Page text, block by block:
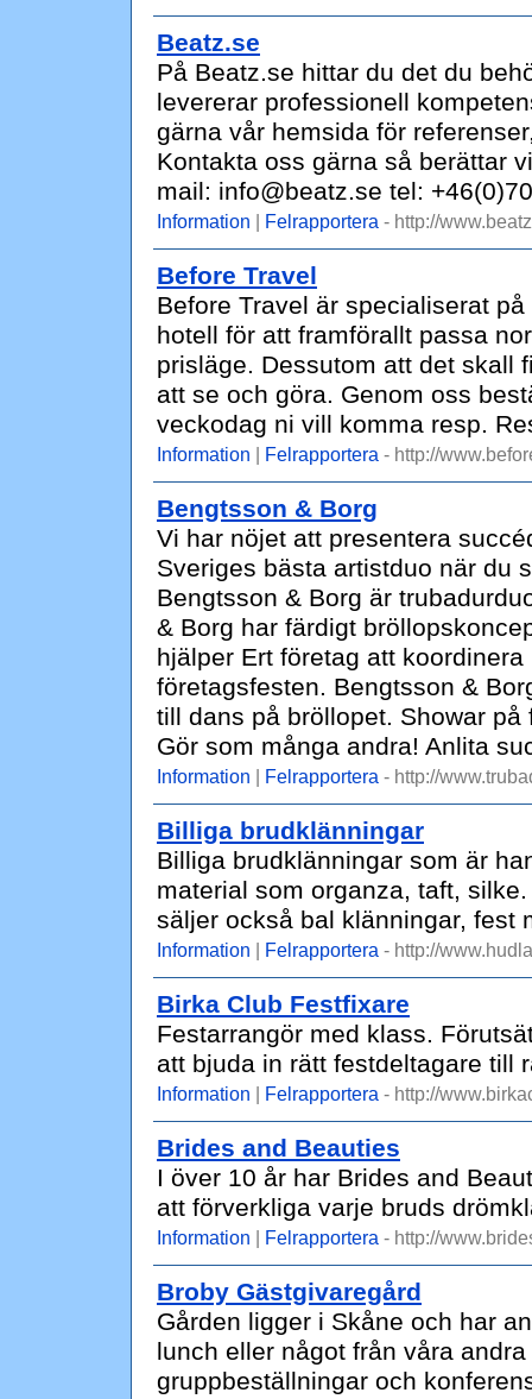
Beatz.se
På Beatz.se hittar du det du
levererar professionell
gärna vår hemsida för
Kontakta oss gärna så berättar
mail: info@beatz.se tel:
Information | Felrapportera - http://
Before Travel
Before Travel är specialiserat
hotell för att framförallt passa
prisläge. Dessutom att det skall
att se och göra. Genom oss
veckodag ni vill komma resp.
Information | Felrapportera - http://
Bengtsson & Borg
Vi har nöjet att presentera
Sveriges bästa artistduo när du
Bengtsson & Borg är
& Borg har färdigt
hjälper Ert företag att
företagsfesten. Bengtsson &
till dans på bröllopet. Showar
Gör som många andra! Anlita
Information | Felrapportera - http://
Billiga brudklänningar
Billiga brudklänningar som är
material som organza, taft,
säljer också bal klänningar, fest
Information | Felrapportera - http://
Birka Club Festfixare
Festarrangör med klass.
att bjuda in rätt festdeltagare till
Information | Felrapportera - http://
Brides and Beauties
I över 10 år har Brides and
att förverkliga varje bruds
Information | Felrapportera - http://
Broby Gästgivaregård
Gården ligger i Skåne och har
lunch eller något från våra
gruppbeställningar och